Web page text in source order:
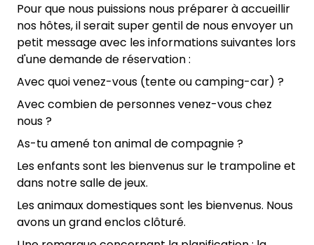
Pour que nous puissions nous préparer à accueillir
nos hôtes, il serait super gentil de nous envoyer un
petit message avec les informations suivantes lors
d'une demande de réservation :
Avec quoi venez-vous (tente ou camping-car) ?
Avec combien de personnes venez-vous chez
nous ?
As-tu amené ton animal de compagnie ?
Les enfants sont les bienvenus sur le trampoline et
dans notre salle de jeux.
Les animaux domestiques sont les bienvenus. Nous
avons un grand enclos clôturé.